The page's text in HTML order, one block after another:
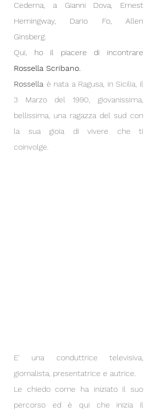
Cederna, a Gianni Dova, Ernest
Hemingway, Dario Fo, Allen
Ginsberg.
Qui,
Rossella Scribano.
Rossella è nata a Ragusa, in Sicilia, il
3 Marzo del 1990, giovanissima,
bellissima, una ragazza del sud con
la sua gioia di vivere che ti
coinvolge.
E' una conduttrice televisiva,
giornalista, presentatrice e autrice.
Le chiedo come ha iniziato il suo
percorso ed è qui che inizia il